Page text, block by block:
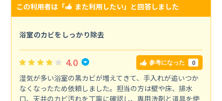
この利用者は「 また利用したい」と回答しました
浴室のカビをしっかり除去
4.0 参考になった 0
湿気が多い浴室の黒カビが増えてきて、手入れが追いつか
なくなったため依頼しました。担当の方は壁や床、排水
口、天井のカビ汚れを丁寧に確認し、専用洗剤と道具を使